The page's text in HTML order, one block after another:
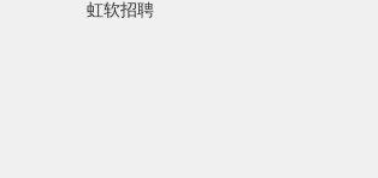
虹软招聘